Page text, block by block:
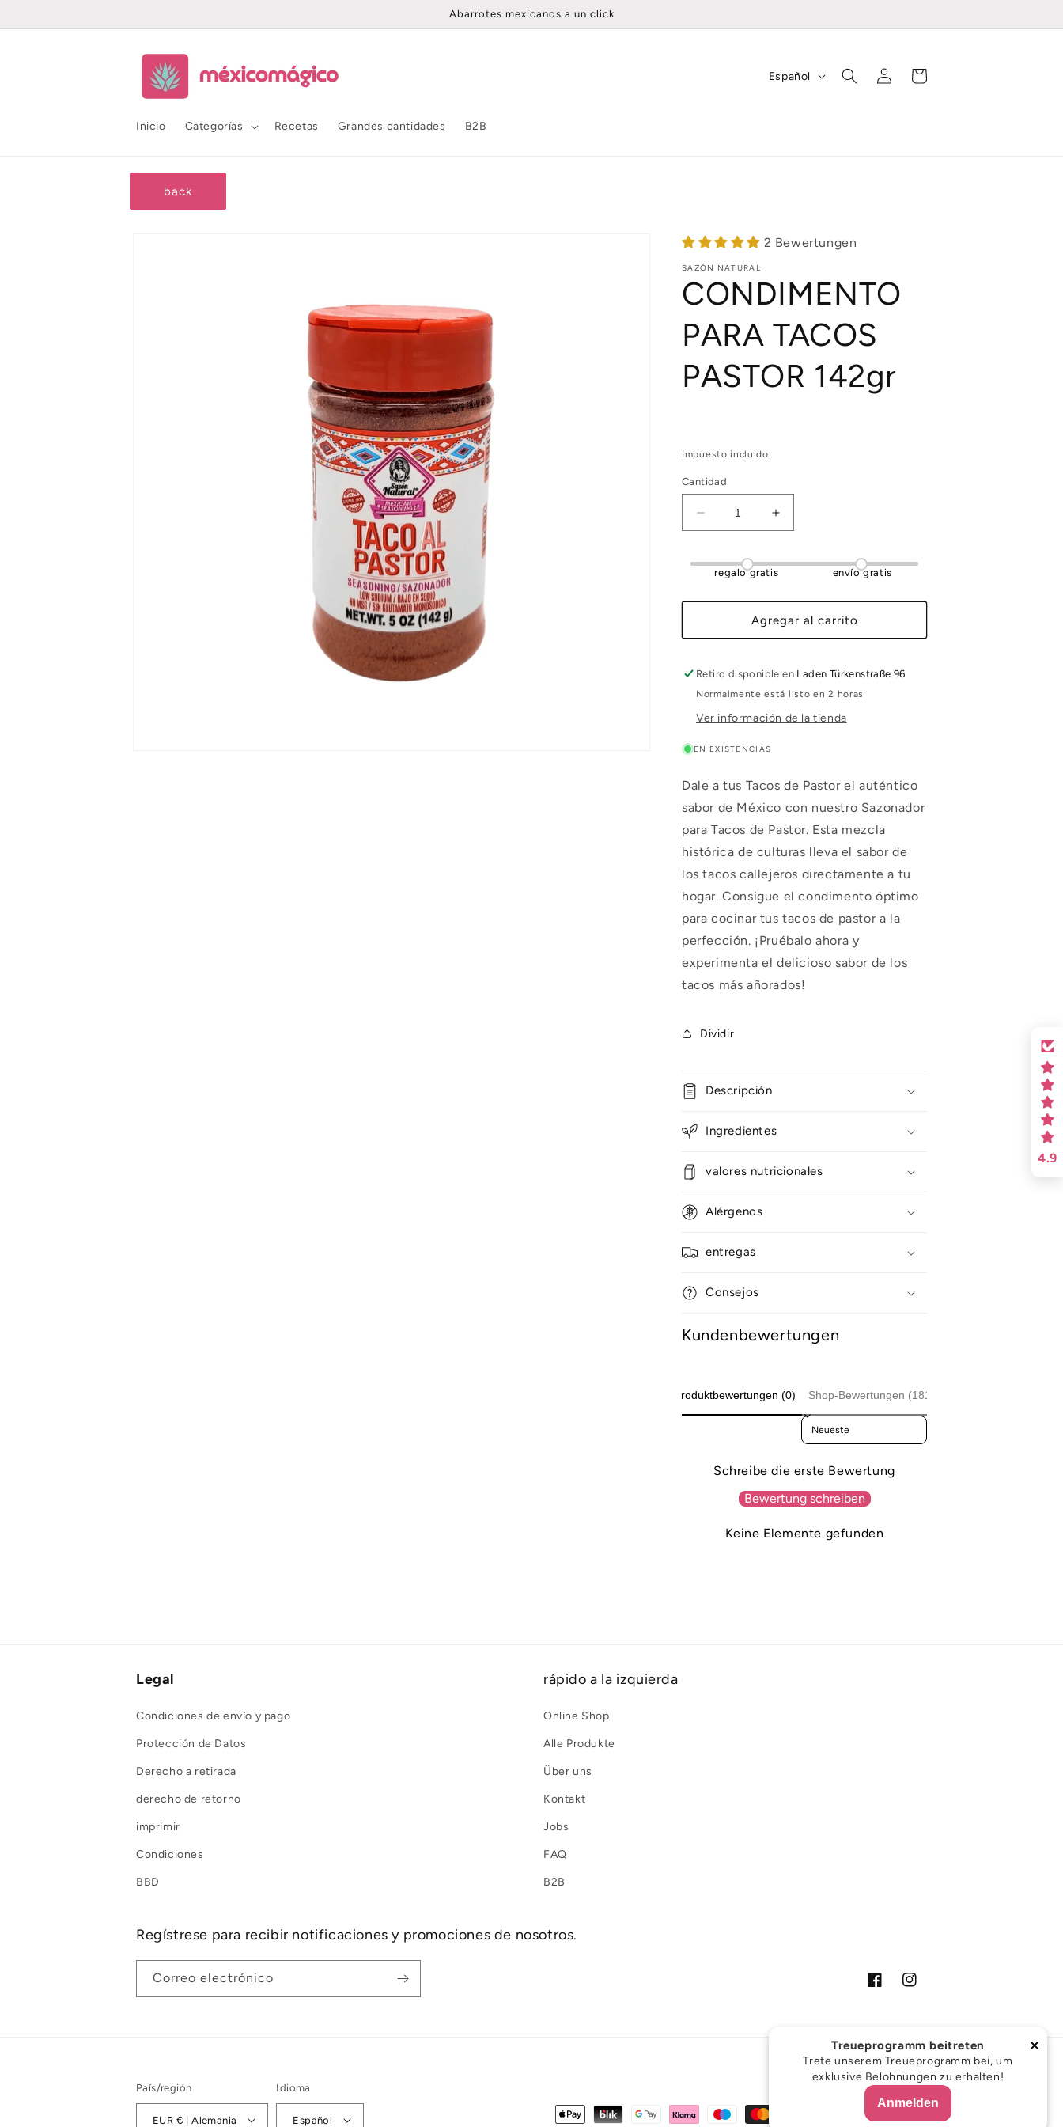
al contenido
Abarrotes mexicanos a un click
Inicio Categorías Recetas Grandes cantidades B2B
Español
Iniciar
sesión
Carrito
back
2 Bewertungen
SAZÓN NATURAL
CONDIMENTO
PARA TACOS
PASTOR 142gr
Impuesto incluido.
Cantidad
Reducir
cantidad
CONDIMENTO
TACOS
PASTOR
142gr
Aumentar
cantidad
CONDIMENTO
TACOS
PASTOR
142gr
regalo gratis envío gratis
Agregar al carrito
Retiro disponible en Laden Türkenstraße 96
Normalmente está listo en 2 horas
Ver información de la tienda
EN EXISTENCIAS
Dale a tus Tacos de Pastor el auténtico
sabor de México con nuestro Sazonador
para Tacos de Pastor. Esta mezcla
histórica de culturas lleva el sabor de
los tacos callejeros directamente a tu
hogar. Consigue el condimento óptimo
para cocinar tus tacos de pastor a la
perfección. ¡Pruébalo ahora y
experimenta el delicioso sabor de los
tacos más añorados!
Dividir
Descripción
Ingredientes
valores nutricionales
Alérgenos
entregas
Consejos
Kundenbewertungen
Produktbewertungen (0) Shop-Bewertungen (181)
Sort reviews by
Schreibe die erste Bewertung
Bewertung schreiben
Keine Elemente gefunden
Legal
Condiciones de envío y pago
Protección de Datos
Derecho a retirada
derecho de retorno
imprimir
Condiciones
BBD
rápido a la izquierda
Online Shop
Alle Produkte
Über uns
Kontakt
Jobs
FAQ
B2B
Regístrese para recibir notificaciones y promociones de nosotros.
Correo electrónico
FacebookInstagram
País/región
EUR € | Alemania
Idioma
Español Formas
4.9
Treueprogramm beitreten
Trete unserem Treueprogramm bei, um
exklusive Belohnungen zu erhalten!
Anmelden